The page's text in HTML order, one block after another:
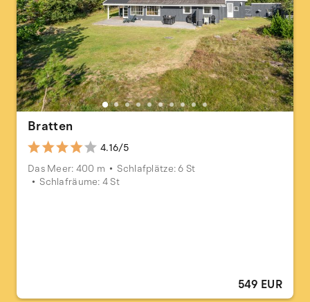
Bratten
4.16/5
Das Meer: 400 m
Schlafplätze: 6 St
Schlafräume: 4 St
549 EUR